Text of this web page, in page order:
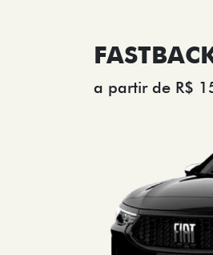
a partir de R$